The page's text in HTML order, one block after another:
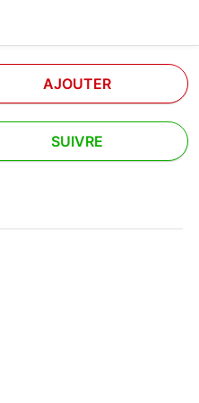
AJOUTER
SUIVRE